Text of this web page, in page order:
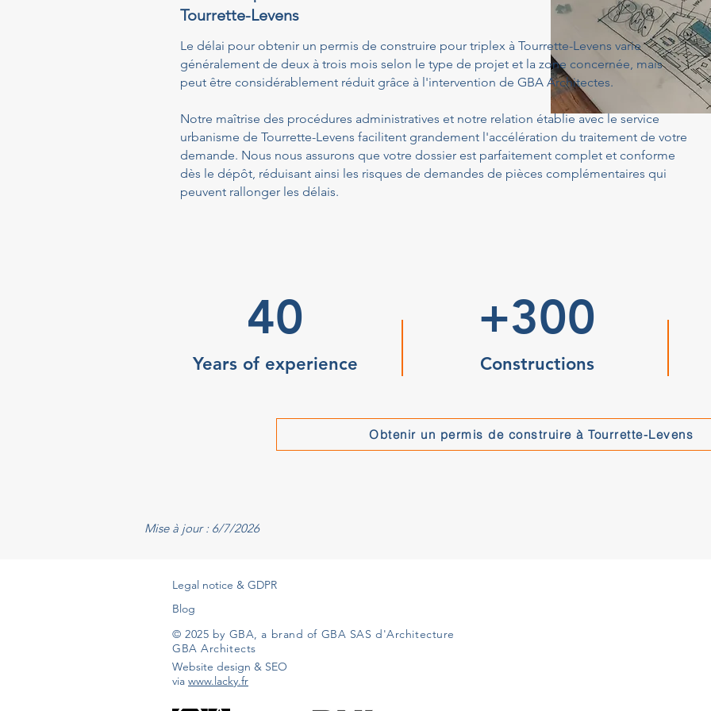
Tourrette-Levens
Le délai pour obtenir un permis de construire pour triplex à Tourrette-Levens varie
généralement de deux à trois mois selon le type de projet et la zone concernée, mais
peut être considérablement réduit grâce à l'intervention de GBA Architectes.
Notre maîtrise des procédures administratives et notre relation établie avec le service
urbanisme de Tourrette-Levens facilitent grandement l'accélération du traitement de votre
demande. Nous nous assurons que votre dossier est parfaitement complet et conforme
dès le dépôt, réduisant ainsi les risques de demandes de pièces complémentaires qui
peuvent rallonger les délais.
40
Years of experience
+300
Constructions
Obtenir un permis de construire à Tourrette-Levens
Mise à jour : 6/7/2026
Legal notice & GDPR
Blog
© 2025 by GBA, a brand of GBA SAS d'Architecture
GBA Architects
Website design & SEO
via www.lacky.fr